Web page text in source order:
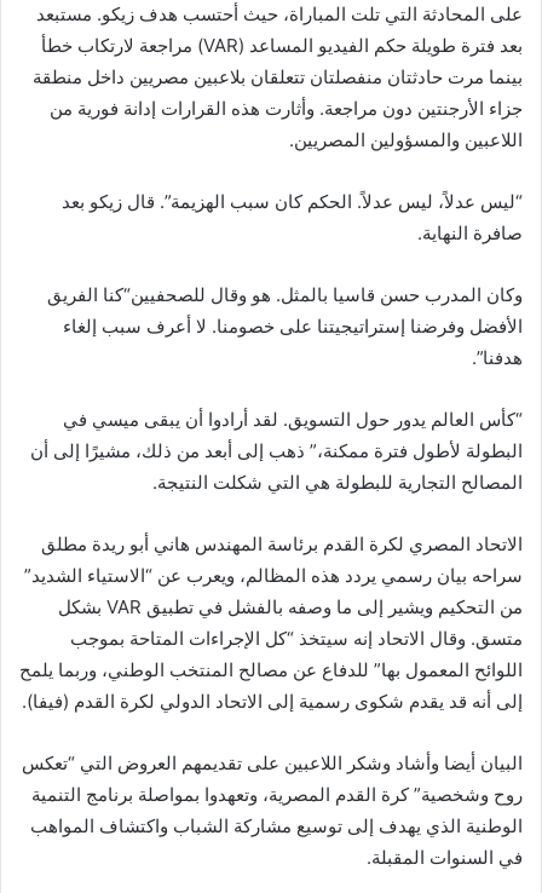
على المحادثة التي تلت المباراة، حيث أحتسب هدف زيكو. مستبعد
بعد فترة طويلة حكم الفيديو المساعد (VAR
) مراجعة لارتكاب خطأ
بينما مرت حادثتان منفصلتان تتعلقان بلاعبين مصريين داخل منطقة
جزاء الأرجنتين دون مراجعة. وأثارت هذه القرارات إدانة فورية من
اللاعبين والمسؤولين المصريين.
“ليس عدلاً، ليس عدلاً. الحكم كان سبب الهزيمة”. قال زيكو بعد
صافرة النهاية.
وكان المدرب حسن قاسيا بالمثل. هو وقال للصحفيين“كنا الفريق
الأفضل وفرضنا إستراتيجيتنا على خصومنا. لا أعرف سبب إلغاء
هدفنا”.
“كأس العالم يدور حول التسويق. لقد أرادوا أن يبقى ميسي في
البطولة لأطول فترة ممكنة،” ذهب إلى أبعد من ذلك، مشيرًا إلى أن
المصالح التجارية للبطولة هي التي شكلت النتيجة.
الاتحاد المصري لكرة القدم برئاسة المهندس هاني أبو ريدة مطلق
سراحه بيان رسمي يردد هذه المظالم، ويعرب عن “الاستياء الشديد”
من التحكيم ويشير إلى ما وصفه بالفشل في تطبيق VAR بشكل
متسق. وقال الاتحاد إنه سيتخذ “كل الإجراءات المتاحة بموجب
اللوائح المعمول بها” للدفاع عن مصالح المنتخب الوطني، وربما يلمح
إلى أنه قد يقدم شكوى رسمية إلى الاتحاد الدولي لكرة القدم (فيفا).
البيان أيضا وأشاد وشكر اللاعبين على تقديمهم العروض التي “تعكس
روح وشخصية” كرة القدم المصرية، وتعهدوا بمواصلة برنامج التنمية
الوطنية الذي يهدف إلى توسيع مشاركة الشباب واكتشاف المواهب
في السنوات المقبلة.